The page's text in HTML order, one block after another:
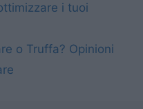
i tuoi
o Truffa? Opinioni